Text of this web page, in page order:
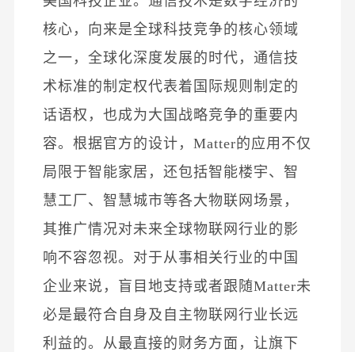
核心，向来是全球科技竞争的核心领域
之一，全球化深度发展的时代，通信技
术标准的制定权代表着国际规则制定的
话语权，也成为大国战略竞争的重要内
容。根据官方的设计，Matter的应用不仅
局限于智能家居，还包括智能楼宇、智
慧工厂、智慧城市等各大物联网场景，
其推广情况对未来全球物联网行业的影
响不容忽视。对于从事相关行业的中国
企业来说，盲目地支持或者跟随Matter未
必是最符合自身及自主物联网行业长远
利益的。从最直接的财务方面，让旗下